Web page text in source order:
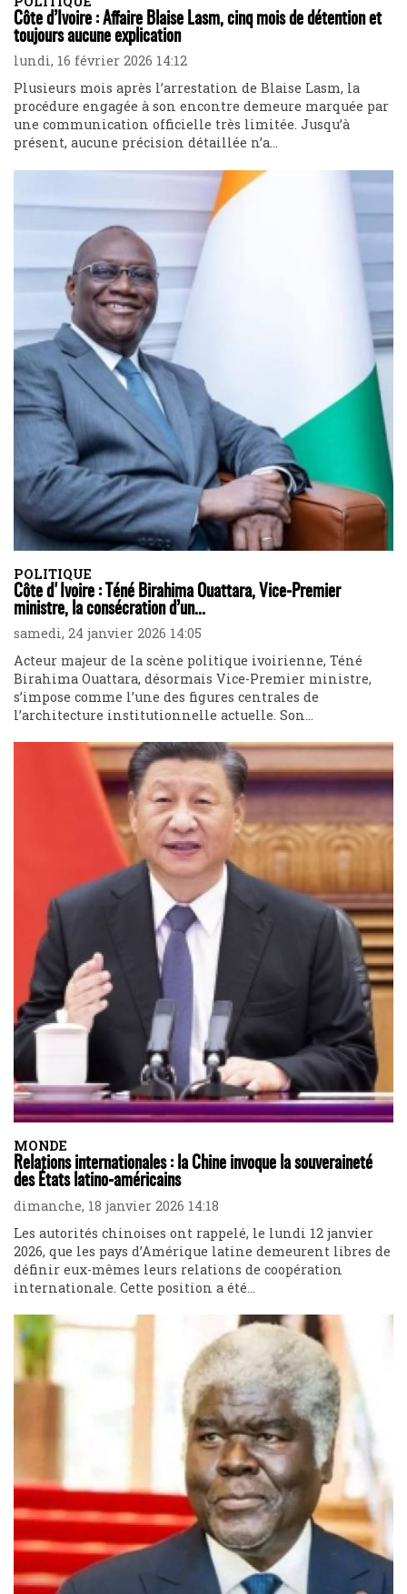
Côte d’Ivoire : Affaire Blaise Lasm, cinq mois de détention et
toujours aucune explication
lundi, 16 février 2026 14:12
Plusieurs mois après l’arrestation de Blaise Lasm, la
procédure engagée à son encontre demeure marquée par
une communication officielle très limitée. Jusqu’à
présent, aucune précision détaillée n’a...
POLITIQUE
Côte d'Ivoire : Téné Birahima Ouattara, Vice-Premier
ministre, la consécration d’un...
samedi, 24 janvier 2026 14:05
Acteur majeur de la scène politique ivoirienne, Téné
Birahima Ouattara, désormais Vice-Premier ministre,
s’impose comme l’une des figures centrales de
l’architecture institutionnelle actuelle. Son...
MONDE
Relations internationales : la Chine invoque la souveraineté
des États latino-américains
dimanche, 18 janvier 2026 14:18
Les autorités chinoises ont rappelé, le lundi 12 janvier
2026, que les pays d’Amérique latine demeurent libres de
définir eux-mêmes leurs relations de coopération
internationale. Cette position a été...